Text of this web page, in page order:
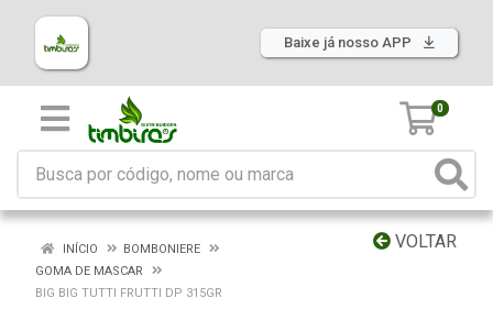
Baixe já nosso APP
0
VOLTAR
INÍCIO
BOMBONIERE
GOMA DE MASCAR
BIG BIG TUTTI FRUTTI DP 315GR